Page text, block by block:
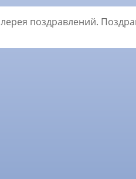
поздравлений.